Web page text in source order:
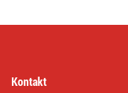
Kontakt